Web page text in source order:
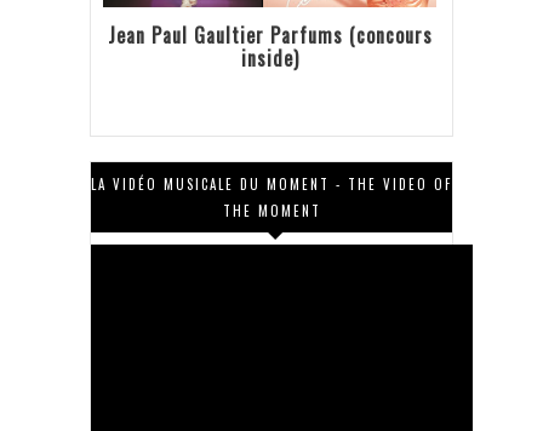
Jean Paul Gaultier Parfums (concours
inside)
LA VIDÉO MUSICALE DU MOMENT - THE VIDEO OF
THE MOMENT